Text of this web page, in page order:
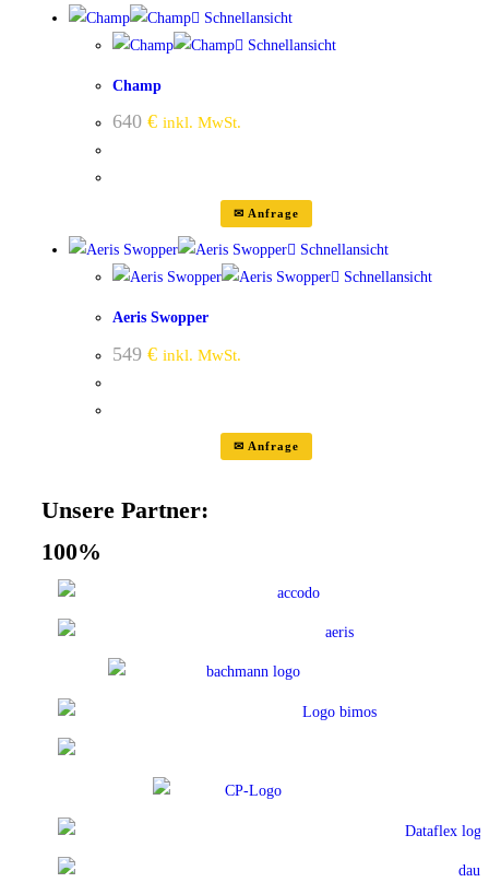
Schnellansicht
✉ Anfrage
Schnellansicht
Champ
640 € inkl. MwSt.
Schnellansicht
✉ Anfrage
Schnellansicht
Aeris Swopper
549 € inkl. MwSt.
Unsere Partner:
100%